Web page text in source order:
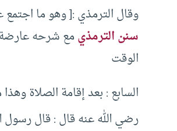
وقال الترمذي :[ وهو ما اجتمع
سنن الترمذي
الوقت
السابع : بعد إقامة الصلاة
رضي الله عنه قال : قال رسول